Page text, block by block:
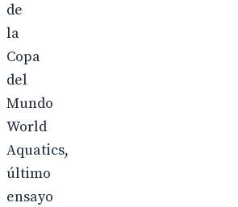
de
la
Copa
del
Mundo
World
Aquatics,
último
ensayo